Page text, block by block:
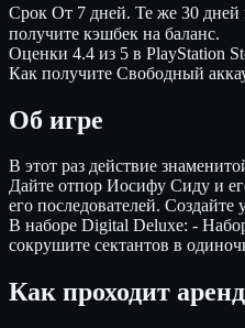
Срок От 7 дней. Те же 30 дней
получите кэшбек на баланс.
Оценки 4.4 из 5 в PlayStation
Как получите Свободный
Об игре
В этот раз действие
Дайте отпор Иосифу Сиду и
его последователей.
В наборе Digital Deluxe: -
сокрушите сектантов в
Как проходит